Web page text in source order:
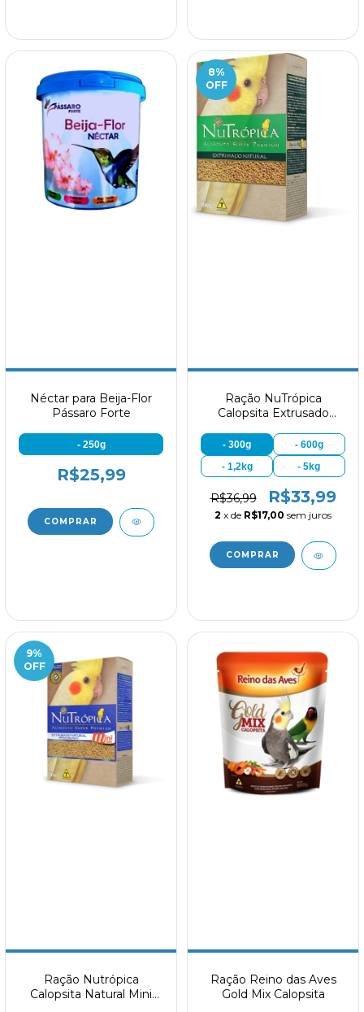
Néctar para Beija-Flor
Pássaro Forte
- 250g
R$25,99
8%
OFF
Ração NuTrópica
Calopsita Extrusado
- 300g
- 600g
- 1,2kg
- 5kg
R$36,99 R$33,99
2 x de R$17,00 sem juros
9%
OFF
Ração Nutrópica
Calopsita Natural Mini
Ração Reino das Aves
Gold Mix Calopsita